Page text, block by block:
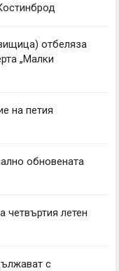
отбеляза
„Малки
на петия
обновената
четвъртия летен
с